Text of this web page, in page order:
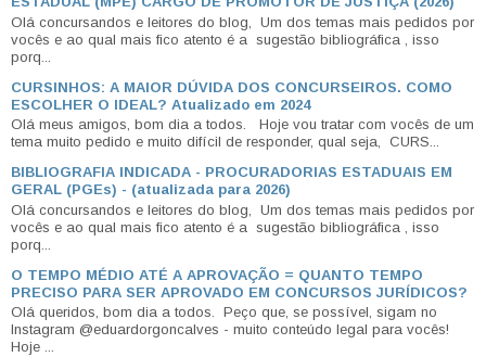
Olá concursandos e leitores do blog, Um dos temas mais pedidos por
vocês e ao qual mais fico atento é a sugestão bibliográfica , isso
porq...
CURSINHOS: A MAIOR DÚVIDA DOS CONCURSEIROS. COMO
ESCOLHER O IDEAL? Atualizado em 2024
Olá meus amigos, bom dia a todos. Hoje vou tratar com vocês de um
tema muito pedido e muito difícil de responder, qual seja, CURS...
BIBLIOGRAFIA INDICADA - PROCURADORIAS ESTADUAIS EM
GERAL (PGEs) - (atualizada para 2026)
Olá concursandos e leitores do blog, Um dos temas mais pedidos por
vocês e ao qual mais fico atento é a sugestão bibliográfica , isso
porq...
O TEMPO MÉDIO ATÉ A APROVAÇÃO = QUANTO TEMPO
PRECISO PARA SER APROVADO EM CONCURSOS JURÍDICOS?
Olá queridos, bom dia a todos. Peço que, se possível, sigam no
Instagram @eduardorgoncalves - muito conteúdo legal para vocês!
Hoje ...